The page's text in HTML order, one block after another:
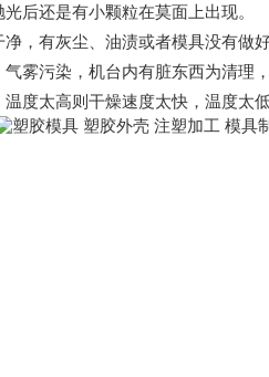
还是有小颗粒在莫面上出现。
有灰尘、油渍或者模具没有做
污染，机台内有脏东西为清理
太高则干燥速度太快，温度太